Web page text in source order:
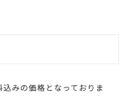
みの価格となっておりま